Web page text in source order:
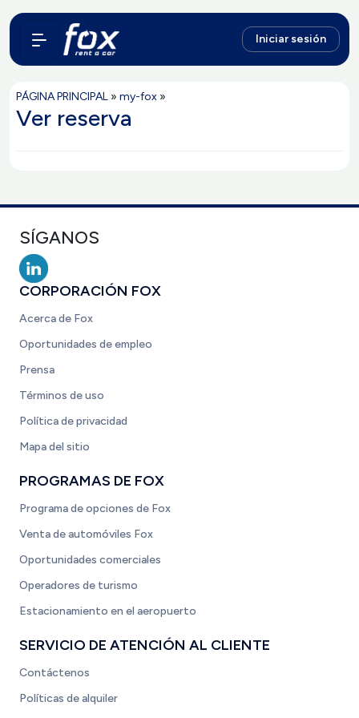
Iniciar sesión
PÁGINA PRINCIPAL » my-fox »
Ver reserva
SÍGANOS
CORPORACIÓN FOX
Acerca de Fox
Oportunidades de empleo
Prensa
Términos de uso
Política de privacidad
Mapa del sitio
PROGRAMAS DE FOX
Programa de opciones de Fox
Venta de automóviles Fox
Oportunidades comerciales
Operadores de turismo
Estacionamiento en el aeropuerto
SERVICIO DE ATENCIÓN AL CLIENTE
Contáctenos
Políticas de alquiler